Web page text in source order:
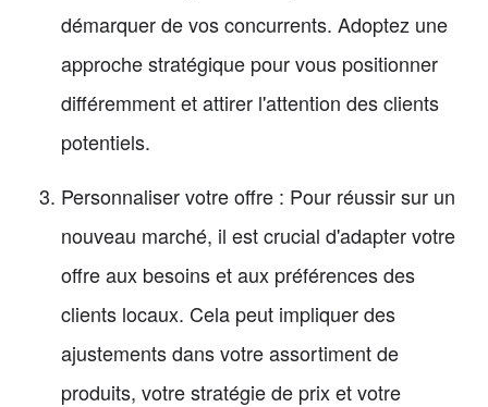
démarquer de vos concurrents. Adoptez une
approche stratégique pour vous positionner
différemment et attirer l'attention des clients
potentiels.
Personnaliser votre offre : Pour réussir sur un
nouveau marché, il est crucial d'adapter votre
offre aux besoins et aux préférences des
clients locaux. Cela peut impliquer des
ajustements dans votre assortiment de
produits, votre stratégie de prix et votre